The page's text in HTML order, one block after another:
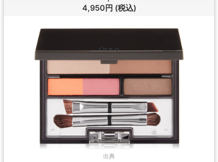
4,950円 (税込)
出典